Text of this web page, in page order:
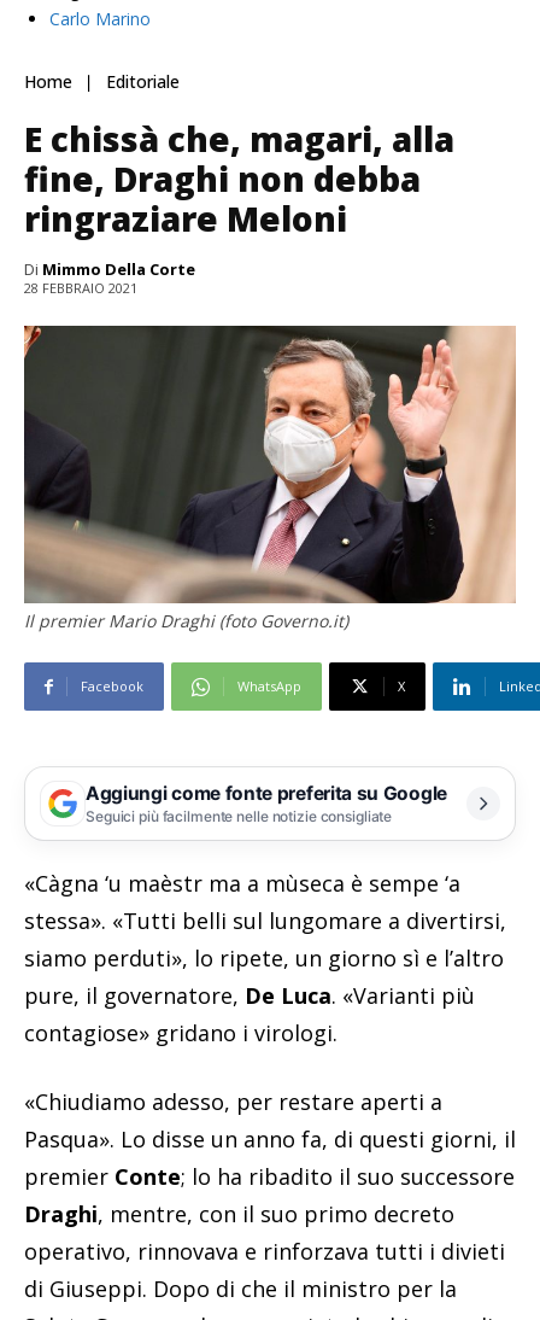
Carlo Marino
Home Editoriale
E chissà che, magari, alla
fine, Draghi non debba
ringraziare Meloni
Di Mimmo Della Corte
28 FEBBRAIO 2021
Il premier Mario Draghi (foto Governo.it)
Facebook WhatsApp X
Aggiungi come fonte preferita su Google
Seguici più facilmente nelle notizie consigliate
«Càgna ‘u maèstr ma a mùseca è sempe ‘a
stessa». «Tutti belli sul lungomare a divertirsi,
siamo perduti», lo ripete, un giorno sì e l’altro
pure, il governatore, De Luca. «Varianti più
contagiose» gridano i virologi.
«Chiudiamo adesso, per restare aperti a
Pasqua». Lo disse un anno fa, di questi giorni, il
premier Conte; lo ha ribadito il suo successore
Draghi, mentre, con il suo primo decreto
operativo, rinnovava e rinforzava tutti i divieti
di Giuseppi. Dopo di che il ministro per la